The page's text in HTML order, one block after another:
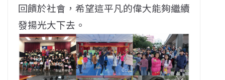
回饋於社會，希望這平凡的偉大能夠繼續
發揚光大下去。